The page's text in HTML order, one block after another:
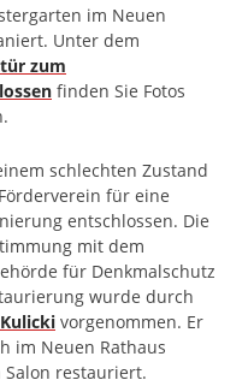
im Neuen
Unter dem
zum
finden Sie Fotos
schlechten Zustand
für eine
entschlossen. Die
mit dem
für Denkmalschutz
wurde durch
vorgenommen. Er
im Neuen Rathaus
restauriert.